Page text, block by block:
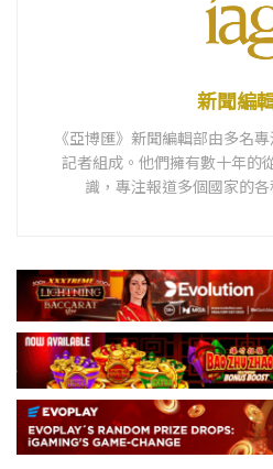
新聞編
《亞博匯》新聞編輯部由多名
記者組成。他們擁有數十年的
識，專注報道多個國家的